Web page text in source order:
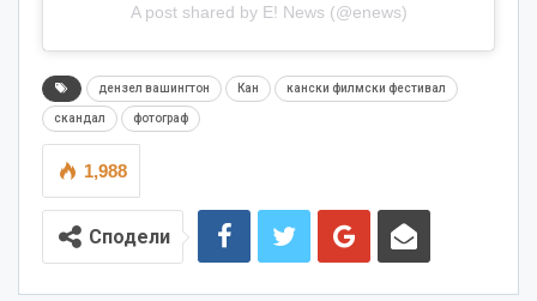
A post shared by E! News (@enews)
дензел вашингтон Кан кански филмски фестивал
скандал фотограф
1,988
Сподели